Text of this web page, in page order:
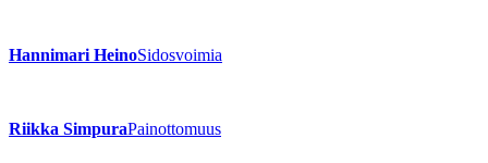
Hannimari HeinoSidosvoimia
Riikka SimpuraPainottomuus